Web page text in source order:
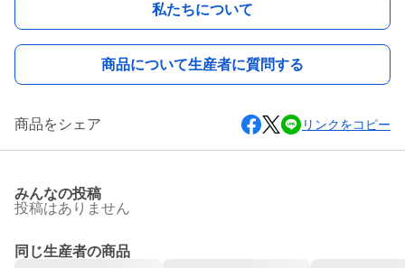
私たちについて
商品について生産者に質問する
商品をシェア リンクをコピー
みんなの投稿
投稿はありません
同じ生産者の商品